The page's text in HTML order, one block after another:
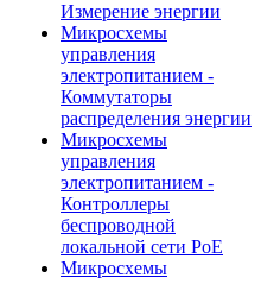
Измерение энергии
Микросхемы
управления
электропитанием -
Коммутаторы
распределения энергии
Микросхемы
управления
электропитанием -
Контроллеры
беспроводной
локальной сети PoE
Микросхемы